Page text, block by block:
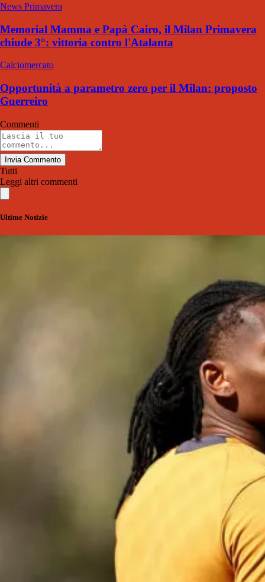
News Primavera
Memorial Mamma e Papà Cairo, il Milan Primavera
chiude 3°: vittoria contro l'Atalanta
Calciomercato
Opportunità a parametro zero per il Milan: proposto
Guerreiro
Commenti
Invia Commento
Tutti
Leggi altri commenti
Ultime Notizie